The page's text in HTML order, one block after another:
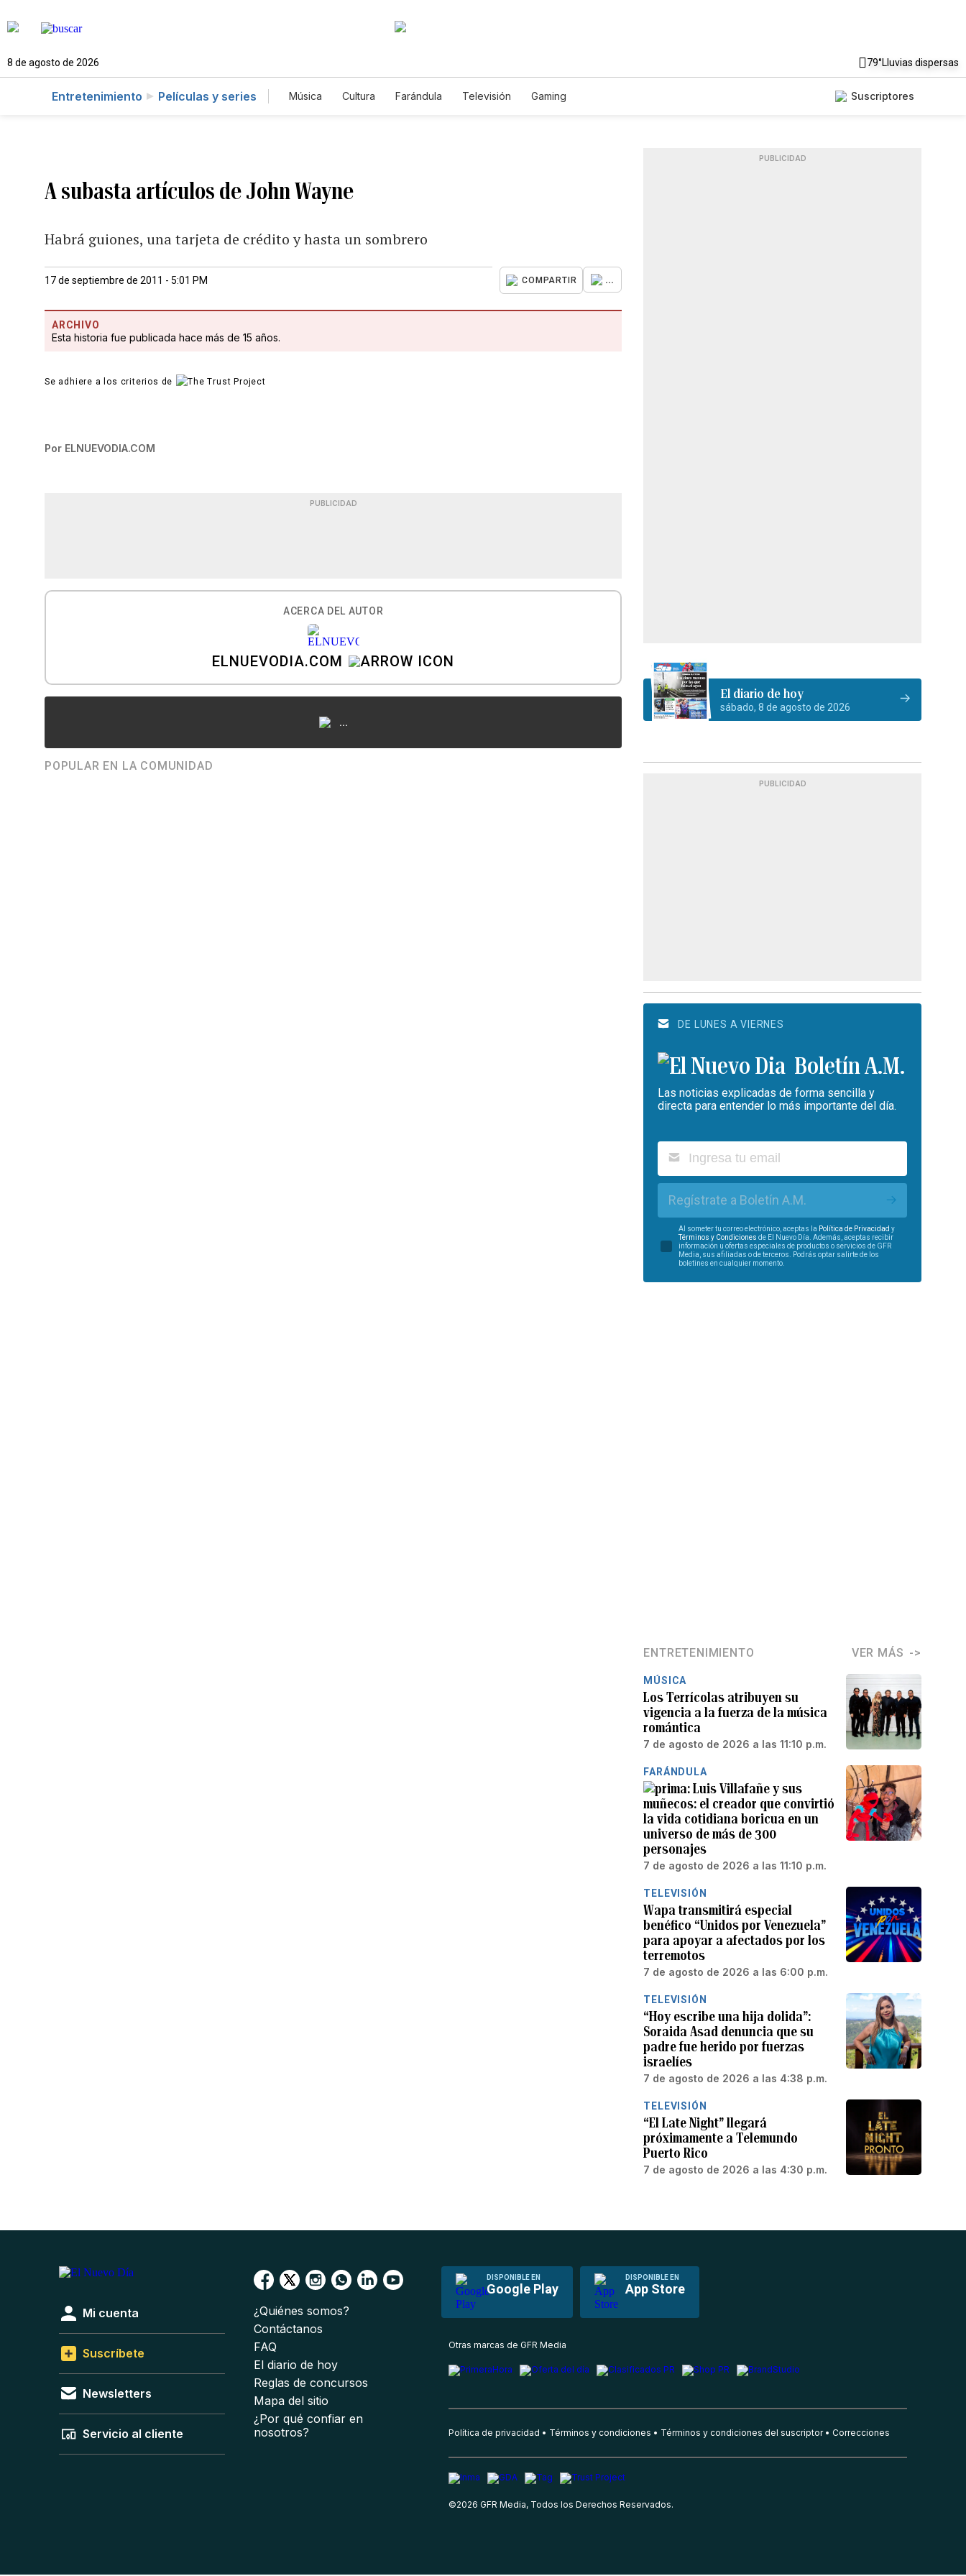
8 de agosto de 2026 79°Lluvias dispersas
Entretenimiento Películas y series Música Cultura Farándula Televisión Gaming Suscriptores
A subasta artículos de John Wayne
Habrá guiones, una tarjeta de crédito y hasta un sombrero
17 de septiembre de 2011 - 5:01 PM COMPARTIR ...
ARCHIVO
Esta historia fue publicada hace más de 15 años.
Se adhiere a los criterios de
Por ELNUEVODIA.COM
PUBLICIDAD
ACERCA DEL AUTOR
ELNUEVODIA.COM
...
POPULAR EN LA COMUNIDAD
PUBLICIDAD
El diario de hoy
sábado, 8 de agosto de 2026
PUBLICIDAD
DE LUNES A VIERNES
Boletín A.M.
Las noticias explicadas de forma sencilla y
directa para entender lo más importante del día.
Regístrate a Boletín A.M.
Al someter tu correo electrónico, aceptas la Política de Privacidad y
Términos y Condiciones de El Nuevo Día. Además, aceptas recibir
información u ofertas especiales de productos o servicios de GFR
Media, sus afiliadas o de terceros. Podrás optar salirte de los
boletines en cualquier momento.
ENTRETENIMIENTO VER MÁS
MÚSICA
Los Terrícolas atribuyen su
vigencia a la fuerza de la música
romántica
7 de agosto de 2026 a las 11:10 p.m.
FARÁNDULA
Luis Villafañe y sus
muñecos: el creador que convirtió
la vida cotidiana boricua en un
universo de más de 300
personajes
7 de agosto de 2026 a las 11:10 p.m.
TELEVISIÓN
Wapa transmitirá especial
benéfico “Unidos por Venezuela”
para apoyar a afectados por los
terremotos
7 de agosto de 2026 a las 6:00 p.m.
TELEVISIÓN
“Hoy escribe una hija dolida”:
Soraida Asad denuncia que su
padre fue herido por fuerzas
israelíes
7 de agosto de 2026 a las 4:38 p.m.
TELEVISIÓN
“El Late Night” llegará
próximamente a Telemundo
Puerto Rico
7 de agosto de 2026 a las 4:30 p.m.
DISPONIBLE EN
Google Play
DISPONIBLE EN
App Store
Mi cuenta
Suscríbete
Newsletters
Servicio al cliente
¿Quiénes somos?
Contáctanos
FAQ
El diario de hoy
Reglas de concursos
Mapa del sitio
¿Por qué confiar en
nosotros?
Otras marcas de GFR Media
Política de privacidad Términos y condiciones Términos y condiciones del suscriptor Correcciones
©2026 GFR Media, Todos los Derechos Reservados.